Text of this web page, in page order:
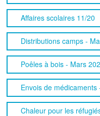
Affaires scolaires 11/20
Distributions camps -
Poêles à bois - Mars
Envois de médicaments
Chaleur pour les